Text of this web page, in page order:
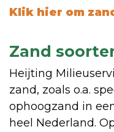
Klik hier om
Zand
Heijting
zand, zoals o.a.
ophoogzand in
heel Nederland.